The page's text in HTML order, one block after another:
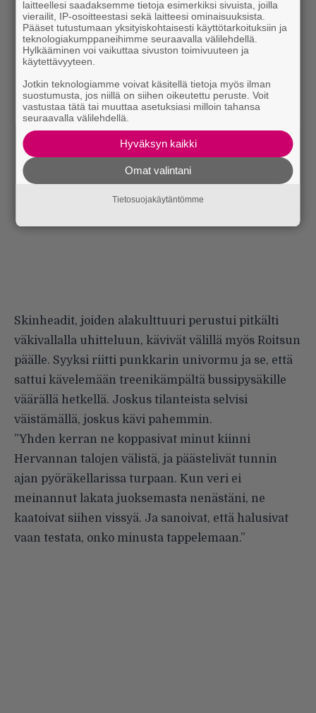
Skinheadit, joiden alakulttuuri perustui pitkälti
väkivallalla uhitteluun, kävivät välillä myös Roitsun
päälle. Syyksi riitti punkkarin univormu ja se, että
sattui kävelemään treenikämpältä bussipysäkille
väärällä hetkellä. Joskus tilanteista selvisi
väistämällä, joskus kävi pahemmin.
”Yhden kerran ne koppasivat minut kiinni
Hervannan talojen välistä, ja päästelivät tunnin
ajan pyöräkellarissa turpaan. Kun veri ei
meinannut lakata juoksemasta nenästäni, ne
kaatoivat siihen vissyä. Ja sanoivat, että halusivat
vaan testata, onko minusta tappelemaan.”
laitteellesi saadaksemme tietoja esimerkiksi sivuista, joilla
vierailit, IP-osoitteestasi sekä laitteesi ominaisuuksista.
Pääset tutustumaan yksityiskohtaisesti käyttötarkoituksiin ja
teknologiakumppaneihimme seuraavalla välilehdellä.
Hylkääminen voi vaikuttaa sivuston toimivuuteen ja
käytettävyyteen.
Jotkin teknologiamme voivat käsitellä tietoja myös ilman
suostumusta, jos niillä on siihen oikeutettu peruste. Voit
vastustaa tätä tai muuttaa asetuksiasi milloin tahansa
seuraavalla välilehdellä.
Hyväksyn kaikki
Omat valintani
Tietosuojakäytäntömme